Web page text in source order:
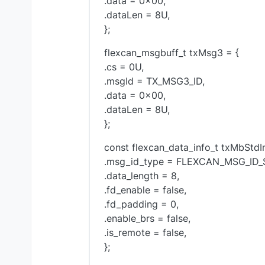
.dataLen = 8U,
};
flexcan_msgbuff_t txMsg3 = {
.cs = 0U,
.msgId = TX_MSG3_ID,
.data = 0x00,
.dataLen = 8U,
};
const flexcan_data_info_t
.msg_id_type =
.data_length = 8,
.fd_enable = false,
.fd_padding = 0,
.enable_brs = false,
.is_remote = false,
};